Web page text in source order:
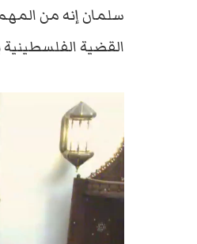
سلمان إنه من
القضية الفلسطينية